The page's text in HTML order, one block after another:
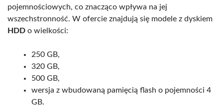
pojemnościowych, co znacząco wpływa na jej
wszechstronność. W ofercie znajdują się modele z dyskiem
HDD o wielkości:
250 GB,
320 GB,
500 GB,
wersja z wbudowaną pamięcią flash o pojemności 4
GB.